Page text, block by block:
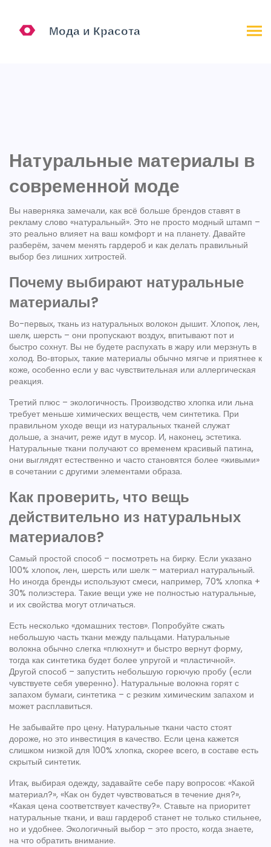
Натуральные материалы в
современной моде
Вы наверняка замечали, как всё больше брендов ставят в
рекламу слово «натуральный». Это не просто модный штамп –
это реально влияет на ваш комфорт и на планету. Давайте
разберём, зачем менять гардероб и как делать правильный
выбор без лишних хитростей.
Почему выбирают натуральные
материалы?
Во-первых, ткань из натуральных волокон дышит. Хлопок, лен,
шелк, шерсть – они пропускают воздух, впитывают пот и
быстро сохнут. Вы не будете распухать в жару или мерзнуть в
холод. Во‑вторых, такие материалы обычно мягче и приятнее к
коже, особенно если у вас чувствительная или аллергическая
реакция.
Третий плюс – экологичность. Производство хлопка или льна
требует меньше химических веществ, чем синтетика. При
правильном уходе вещи из натуральных тканей служат
дольше, а значит, реже идут в мусор. И, наконец, эстетика.
Натуральные ткани получают со временем красивый патина,
они выглядят естественно и часто становятся более «живыми»
в сочетании с другими элементами образа.
Как проверить, что вещь
действительно из натуральных
материалов?
Самый простой способ – посмотреть на бирку. Если указано
100% хлопок, лен, шерсть или шелк – материал натуральный.
Но иногда бренды используют смеси, например, 70% хлопка +
30% полиэстера. Такие вещи уже не полностью натуральные,
и их свойства могут отличаться.
Есть несколько «домашних тестов». Попробуйте сжать
небольшую часть ткани между пальцами. Натуральные
волокна обычно слегка «плюхнут» и быстро вернут форму,
тогда как синтетика будет более упругой и «пластичной».
Другой способ – запустить небольшую горючую пробу (если
чувствуете себя уверенно). Натуральные волокна горят с
запахом бумаги, синтетика – с резким химическим запахом и
может расплавиться.
Не забывайте про цену. Натуральные ткани часто стоят
дороже, но это инвестиция в качество. Если цена кажется
слишком низкой для 100% хлопка, скорее всего, в составе есть
скрытый синтетик.
Итак, выбирая одежду, задавайте себе пару вопросов: «Какой
материал?», «Как он будет чувствоваться в течение дня?»,
«Какая цена соответствует качеству?». Ставьте на приоритет
натуральные ткани, и ваш гардероб станет не только стильнее,
но и удобнее. Экологичный выбор – это просто, когда знаете,
на что обратить внимание.